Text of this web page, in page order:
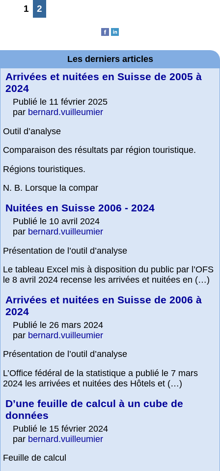
1 2
Les derniers articles
Arrivées et nuitées en Suisse de 2005 à
2024
Publié le 11 février 2025
par bernard.vuilleumier
Outil d’analyse
Comparaison des résultats par région touristique.
Régions touristiques.
N. B. Lorsque la compar
Nuitées en Suisse 2006 - 2024
Publié le 10 avril 2024
par bernard.vuilleumier
Présentation de l’outil d’analyse
Le tableau Excel mis à disposition du public par l’OFS
le 8 avril 2024 recense les arrivées et nuitées en (…)
Arrivées et nuitées en Suisse de 2006 à
2024
Publié le 26 mars 2024
par bernard.vuilleumier
Présentation de l’outil d’analyse
L’Office fédéral de la statistique a publié le 7 mars
2024 les arrivées et nuitées des Hôtels et (…)
D’une feuille de calcul à un cube de
données
Publié le 15 février 2024
par bernard.vuilleumier
Feuille de calcul